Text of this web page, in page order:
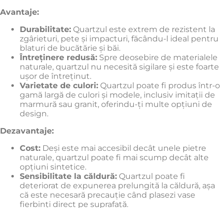
Avantaje:
Durabilitate: Quartzul este extrem de rezistent la
zgârieturi, pete și impacturi, făcându-l ideal pentru
blaturi de bucătărie și băi.
Întreținere redusă: Spre deosebire de materialele
naturale, quartzul nu necesită sigilare și este foarte
ușor de întreținut.
Varietate de culori: Quartzul poate fi produs într-o
gamă largă de culori și modele, inclusiv imitații de
marmură sau granit, oferindu-ți multe opțiuni de
design.
Dezavantaje:
Cost: Deși este mai accesibil decât unele pietre
naturale, quartzul poate fi mai scump decât alte
opțiuni sintetice.
Sensibilitate la căldură: Quartzul poate fi
deteriorat de expunerea prelungită la căldură, așa
că este necesară precauție când plasezi vase
fierbinți direct pe suprafață.